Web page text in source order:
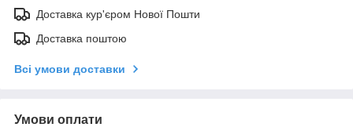
Доставка кур'єром Нової Пошти
Доставка поштою
Всі умови доставки
Умови оплати